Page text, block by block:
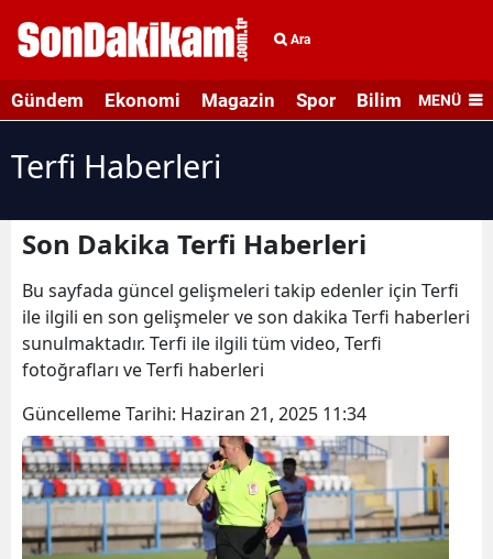
Ara
Gündem Ekonomi Magazin Spor Bilim veMENÜ
Terfi Haberleri
Son Dakika Terfi Haberleri
Bu sayfada güncel gelişmeleri takip edenler için Terfi
ile ilgili en son gelişmeler ve son dakika Terfi haberleri
sunulmaktadır. Terfi ile ilgili tüm video, Terfi
fotoğrafları ve Terfi haberleri
Güncelleme Tarihi: Haziran 21, 2025 11:34